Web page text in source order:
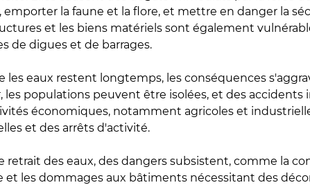
emporter la faune et la flore, et mettre en danger la
et les biens matériels sont également
de digues et de barrages.
les eaux restent longtemps, les conséquences
les populations peuvent être isolées, et des
économiques, notamment agricoles et
et des arrêts d'activité.
retrait des eaux, des dangers subsistent, comme la
et les dommages aux bâtiments nécessitant des